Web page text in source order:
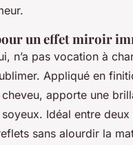
un effet miroir
n’a pas vocation à
Appliqué en
apporte une
Idéal entre
sans alourdir la